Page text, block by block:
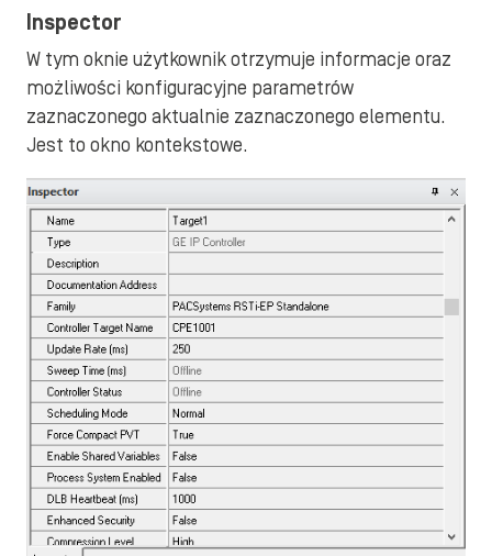
Inspector
W tym oknie użytkownik otrzymuje informacje oraz
możliwości konfiguracyjne parametrów
zaznaczonego aktualnie zaznaczonego elementu.
Jest to okno kontekstowe.